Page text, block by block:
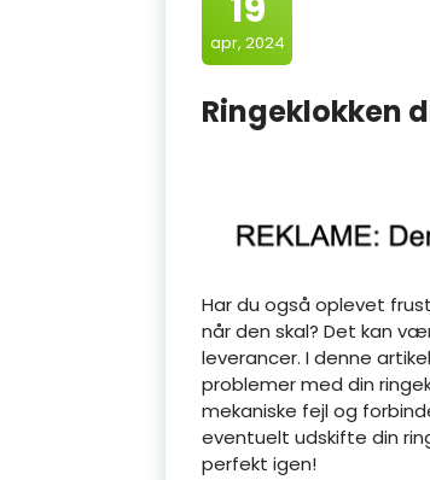
apr, 2024
Ringeklokken
Har du også oplevet
når den skal? Det kan
leverancer. I denne
problemer med din
mekaniske fejl og
eventuelt udskifte din
perfekt igen!